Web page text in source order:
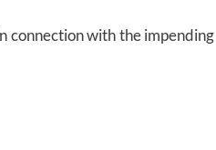
connection with the impending